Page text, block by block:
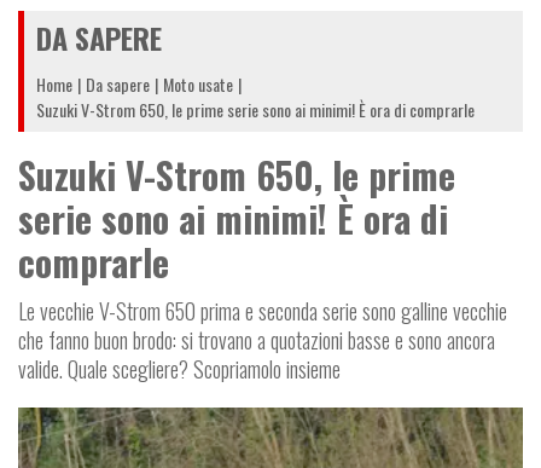
DA SAPERE
Home Da sapere Moto usate
Suzuki V-Strom 650, le prime serie sono ai minimi! È ora di comprarle
Suzuki V-Strom 650, le prime
serie sono ai minimi! È ora di
comprarle
Le vecchie V-Strom 650 prima e seconda serie sono galline vecchie
che fanno buon brodo: si trovano a quotazioni basse e sono ancora
valide. Quale scegliere? Scopriamolo insieme